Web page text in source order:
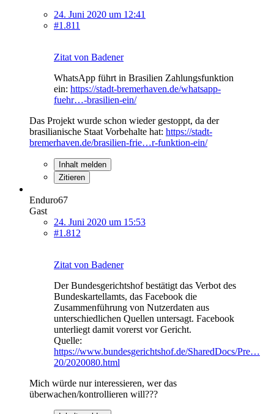
24. Juni 2020 um 12:41
#1.811
Zitat von Badener
WhatsApp führt in Brasilien Zahlungsfunktion
ein: https://stadt-bremerhaven.de/whatsapp-
fuehr…-brasilien-ein/
Das Projekt wurde schon wieder gestoppt, da der
brasilianische Staat Vorbehalte hat: https://stadt-
bremerhaven.de/brasilien-frie…r-funktion-ein/
Inhalt melden
Zitieren
Enduro67
Gast
24. Juni 2020 um 15:53
#1.812
Zitat von Badener
Der Bundesgerichtshof bestätigt das Verbot des
Bundeskartellamts, das Facebook die
Zusammenführung von Nutzerdaten aus
unterschiedlichen Quellen untersagt. Facebook
unterliegt damit vorerst vor Gericht.
Quelle:
https://www.bundesgerichtshof.de/SharedDocs/Pre…
20/2020080.html
Mich würde nur interessieren, wer das
überwachen/kontrollieren will???